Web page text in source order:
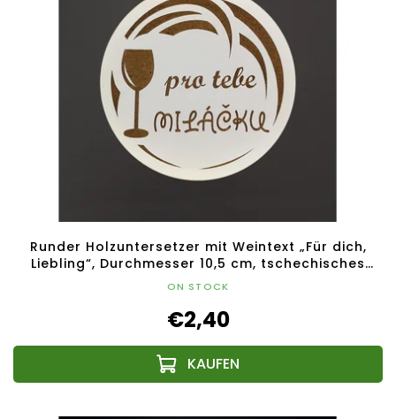
Runder Holzuntersetzer mit Weintext „Für dich,
Liebling“, Durchmesser 10,5 cm, tschechisches
Produkt
ON STOCK
€2,40